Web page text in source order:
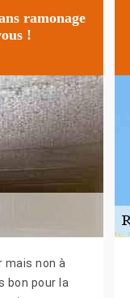
ramonage
!
mais non à
bon pour la